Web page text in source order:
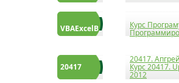
VBAExcelB Курс
20417
20417.
Курс 20417.
2012